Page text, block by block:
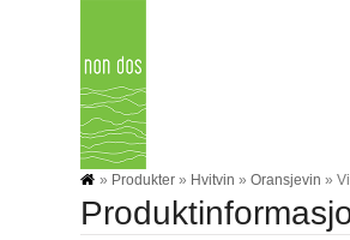
» Produkter » Hvitvin »Oransjevin »